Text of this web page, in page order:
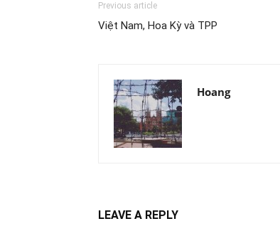
Previous article
Việt Nam, Hoa Kỳ và TPP
Hoang
LEAVE A REPLY